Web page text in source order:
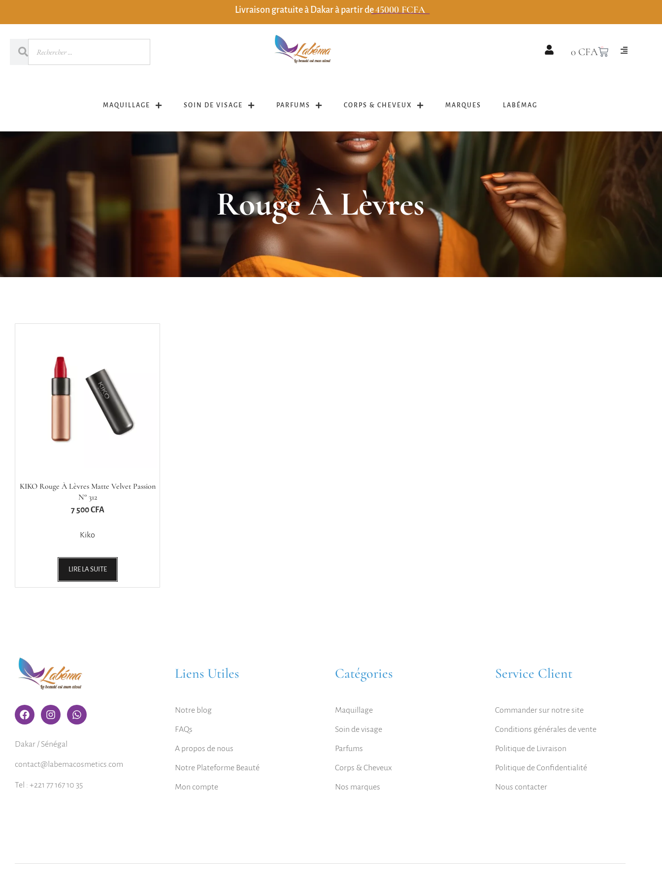
Livraison gratuite à Dakar à partir de45000 FCFA
0 CFA 0
MAQUILLAGE SOIN DE VISAGE PARFUMS CORPS & CHEVEUX MARQUES LABÉMAG
Rouge À Lèvres
KIKO Rouge À Lèvres Matte Velvet Passion
N° 312
7 500CFA
Kiko
LIRE LA SUITE
Dakar / Sénégal
contact@labemacosmetics.com
Tel : +221 77 167 10 35
Liens Utiles
Notre blog
FAQs
A propos de nous
Notre Plateforme Beauté
Mon compte
Catégories
Maquillage
Soin de visage
Parfums
Corps & Cheveux
Nos marques
Service Client
Commander sur notre site
Conditions générales de vente
Politique de Livraison
Politique de Confidentialité
Nous contacter